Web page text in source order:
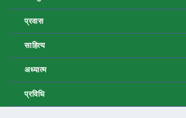
प्रवास
साहित्य
अध्यात्म
प्रविधि